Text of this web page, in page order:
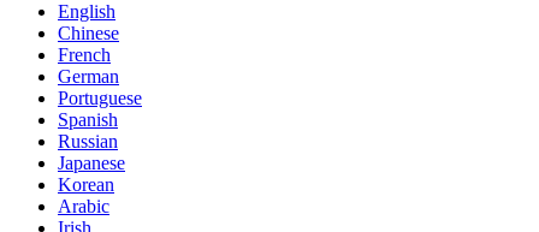
English
Chinese
French
German
Portuguese
Spanish
Russian
Japanese
Korean
Arabic